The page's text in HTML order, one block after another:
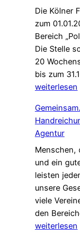
Die Kölner
zum
Bereich
Die Stelle
20
bis zum
weiterlesen
Agentur
Menschen,
und ein
leisten
unsere
viele
den
weiterlesen